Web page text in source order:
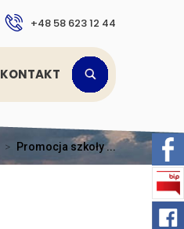
+48 58 623 12 44
KONTAKT
> Promocja szkoły ...